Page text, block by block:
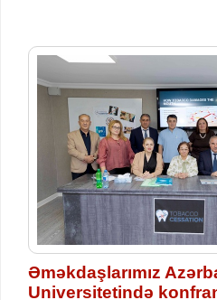
Əməkdaşlarımız
Universitetində